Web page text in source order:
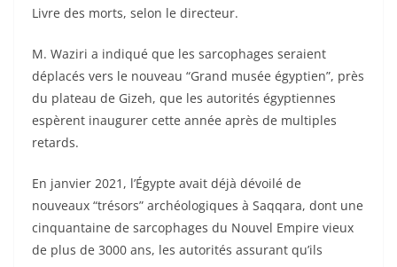
Livre des morts, selon le directeur.
M. Waziri a indiqué que les sarcophages seraient
déplacés vers le nouveau “Grand musée égyptien”, près
du plateau de Gizeh, que les autorités égyptiennes
espèrent inaugurer cette année après de multiples
retards.
En janvier 2021, l’Égypte avait déjà dévoilé de
nouveaux “trésors” archéologiques à Saqqara, dont une
cinquantaine de sarcophages du Nouvel Empire vieux
de plus de 3000 ans, les autorités assurant qu’ils